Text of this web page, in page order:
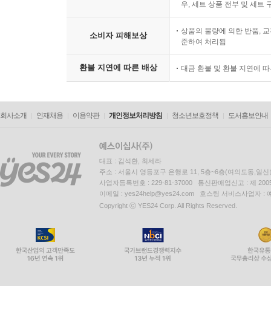
우, 세트 상품 전부 및 세트
소비자 피해보상
상품의 불량에 의한 반품,
준하여 처리됨
환불 지연에 따른 배상 대금 환불 및 환불 지연에
회사소개 인재채용 이용약관 개인정보처리방침 청소년보호정책 도서홍보안내
대표 : 김석환, 최세라
주소 : 서울시 영등포구 은행로 11, 5층~6층(여의도동,일신
사업자등록번호 : 229-81-37000 통신판매업신고 : 제
이메일 : yes24help@yes24.com 호스팅 서비스사업자 :
Copyright ⓒ YES24 Corp. All Rights Reserved.